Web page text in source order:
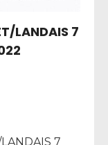
LANDAIS 7
7